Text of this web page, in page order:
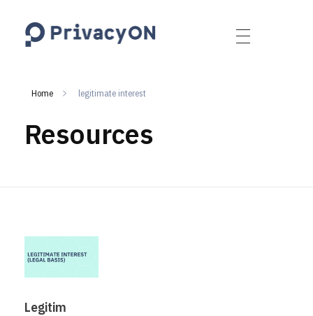
Home legitimate interest
Resources
Legitim